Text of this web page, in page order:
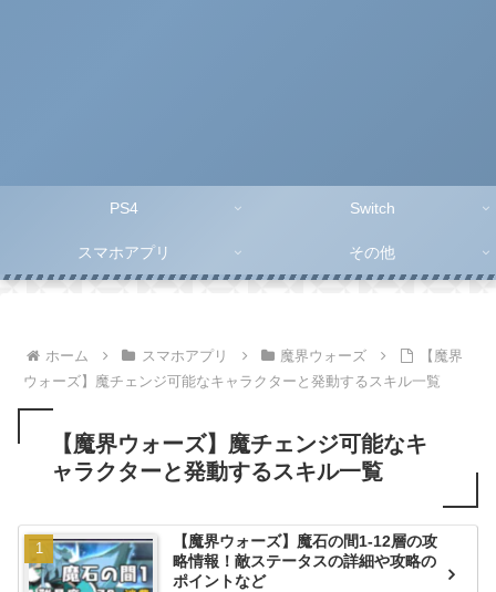
PS4 Switch
スマホアプリ その他
ホーム スマホアプリ 魔界ウォーズ
【魔界
ウォーズ】魔チェンジ可能なキャラクターと発動するスキル一覧
【魔界ウォーズ】魔チェンジ可能なキ
ャラクターと発動するスキル一覧
【魔界ウォーズ】魔石の間1-12層の攻
略情報！敵ステータスの詳細や攻略の
ポイントなど